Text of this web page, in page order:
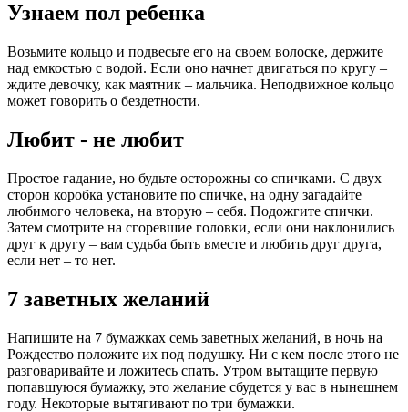
Узнаем пол ребенка
Возьмите кольцо и подвесьте его на своем волоске, держите
над емкостью с водой. Если оно начнет двигаться по кругу –
ждите девочку, как маятник – мальчика. Неподвижное кольцо
может говорить о бездетности.
Любит - не любит
Простое гадание, но будьте осторожны со спичками. С двух
сторон коробка установите по спичке, на одну загадайте
любимого человека, на вторую – себя. Подожгите спички.
Затем смотрите на сгоревшие головки, если они наклонились
друг к другу – вам судьба быть вместе и любить друг друга,
если нет – то нет.
7 заветных желаний
Напишите на 7 бумажках семь заветных желаний, в ночь на
Рождество положите их под подушку. Ни с кем после этого не
разговаривайте и ложитесь спать. Утром вытащите первую
попавшуюся бумажку, это желание сбудется у вас в нынешнем
году. Некоторые вытягивают по три бумажки.